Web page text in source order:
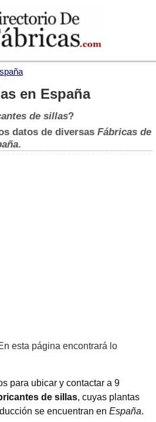
en España
de sillas?
datos de diversas Fábricas de
.
esta página encontrará lo
para ubicar y contactar a 9
de sillas, cuyas plantas
se encuentran en España.